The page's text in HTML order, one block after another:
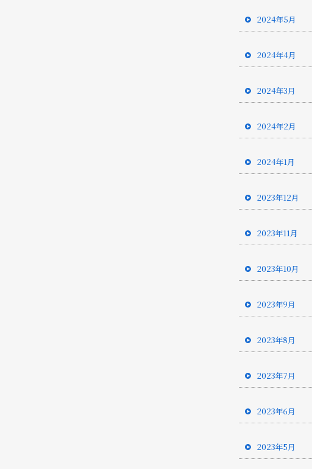
2024年5月
2024年4月
2024年3月
2024年2月
2024年1月
2023年12月
2023年11月
2023年10月
2023年9月
2023年8月
2023年7月
2023年6月
2023年5月